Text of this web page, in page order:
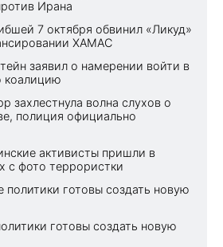
Ирана
7 октября обвинил «Ликуд»
ХАМАС
заявил о намерении войти в
захлестнула волна слухов о
полиция официально
активисты пришли в
с фото террористки
политики готовы создать новую
готовы создать новую